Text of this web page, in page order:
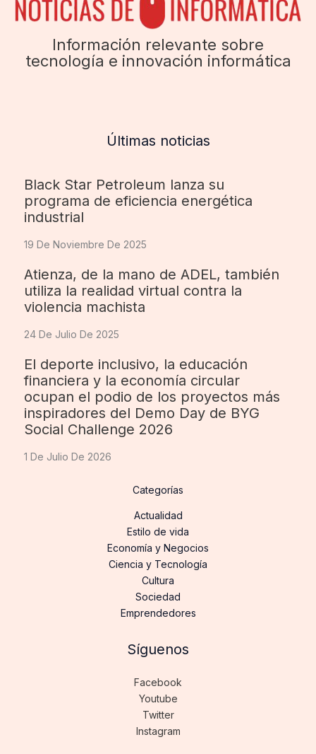
Información relevante sobre
tecnología e innovación informática
Últimas noticias
Black Star Petroleum lanza su
programa de eficiencia energética
industrial
19 De Noviembre De 2025
Atienza, de la mano de ADEL, también
utiliza la realidad virtual contra la
violencia machista
24 De Julio De 2025
El deporte inclusivo, la educación
financiera y la economía circular
ocupan el podio de los proyectos más
inspiradores del Demo Day de BYG
Social Challenge 2026
1 De Julio De 2026
Categorías
Actualidad
Estilo de vida
Economía y Negocios
Ciencia y Tecnología
Cultura
Sociedad
Emprendedores
Síguenos
Facebook
Youtube
Twitter
Instagram